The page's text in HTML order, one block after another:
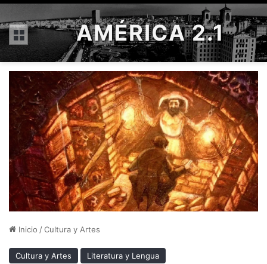
Menú AMÉRICA 2.1
Inicio /Cultura y Artes
Cultura y Artes Literatura y Lengua